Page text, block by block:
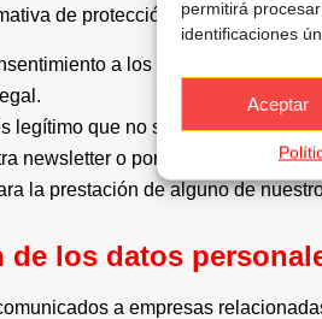
permitirá
identificaciones
Aceptar
de protección de datos
a los efectos del
legítimo que no se vea
newsletter o por su condición de
la prestación de alguno de
de los datos
a empresas